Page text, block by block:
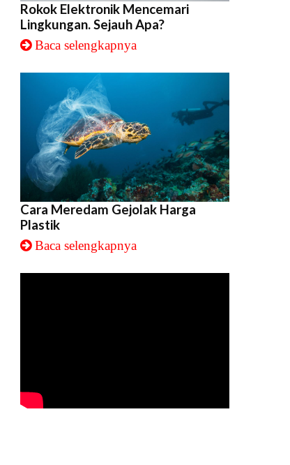
Rokok Elektronik Mencemari
Lingkungan. Sejauh Apa?
Baca selengkapnya
Cara Meredam Gejolak Harga
Plastik
Baca selengkapnya